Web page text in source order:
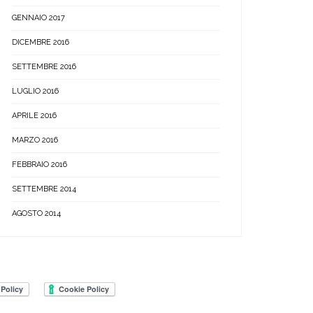
GENNAIO 2017
DICEMBRE 2016
SETTEMBRE 2016
LUGLIO 2016
APRILE 2016
MARZO 2016
FEBBRAIO 2016
SETTEMBRE 2014
AGOSTO 2014